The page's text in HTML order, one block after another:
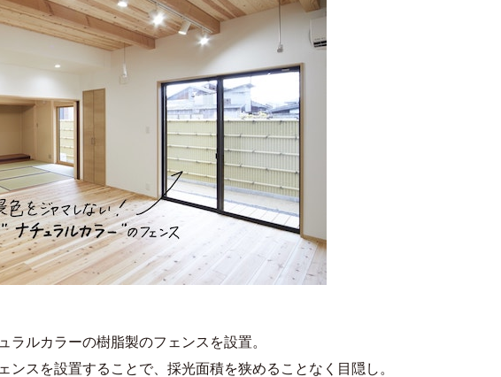
ラルカラーの樹脂製のフェンスを設置。
ンスを設置することで、採光面積を狭めることなく目隠し。